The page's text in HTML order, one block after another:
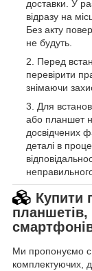
доставки. У
відразу на
Без акту
не будуть.
Перед
перевірити
знімаючи
Для
або планшет
досвідчених
деталі в
Купити
планшетів,
Ми пропонуємо
комплектуючих,